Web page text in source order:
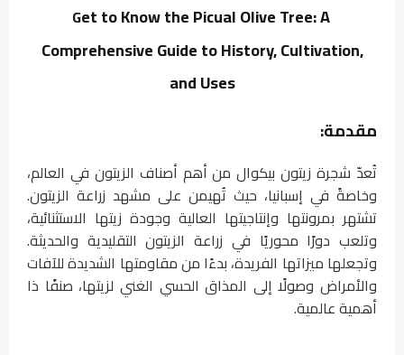
G
et to Know the Picual Olive Tree: A
Comprehensive Guide to History, Cultivation,
and Uses
مقدمة:
تُعدّ شجرة زيتون بيكوال من أهم أصناف الزيتون في العالم،
وخاصةً في إسبانيا، حيث تُهيمن على مشهد زراعة الزيتون.
تشتهر بمرونتها وإنتاجيتها العالية وجودة زيتها الاستثنائية،
وتلعب دورًا محوريًا في زراعة الزيتون التقليدية والحديثة.
وتجعلها ميزاتها الفريدة، بدءًا من مقاومتها الشديدة للآفات
والأمراض وصولًا إلى المذاق الحسي الغني لزيتها، صنفًا ذا
أهمية عالمية.